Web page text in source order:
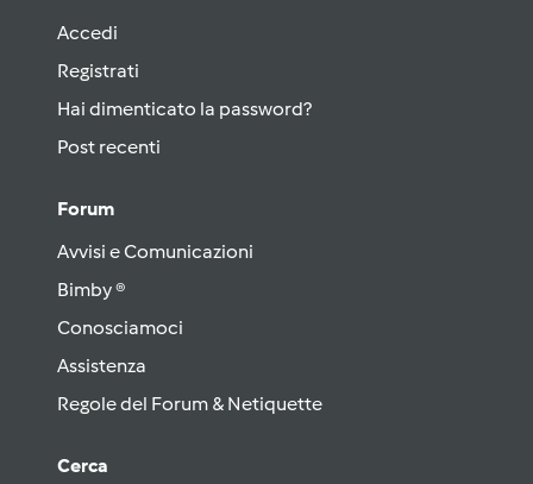
Accedi
Registrati
Hai dimenticato la password?
Post recenti
Forum
Avvisi e Comunicazioni
Bimby ®
Conosciamoci
Assistenza
Regole del Forum & Netiquette
Cerca